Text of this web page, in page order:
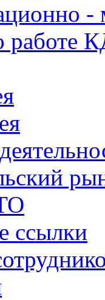
-
работе
ссылки